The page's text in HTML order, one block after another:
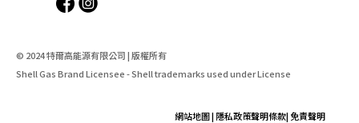
© 2024 特爾高能源有限公司 | 版權所有
Shell Gas Brand Licensee - Shell trademarks used under License
網站地圖| 隱私政策聲明條款| 免責聲明